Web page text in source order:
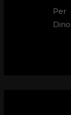
Per